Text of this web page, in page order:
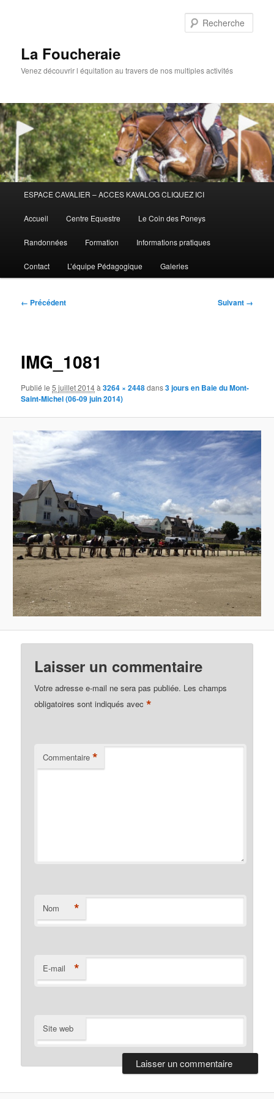
La Foucheraie
Venez découvrir l équitation au travers de nos multiples activités
principal
ESPACE CAVALIER – ACCES KAVALOG CLIQUEZ ICI
Accueil Centre Equestre Le Coin des Poneys
Randonnées Formation Informations pratiques
Contact L’équipe Pédagogique Galeries
Navigation
← Précédent Suivant →
IMG_1081
Publié le5 juillet 2014à3264 × 2448dans3 jours en Baie du Mont-
Saint-Michel (06-09 juin 2014)
Laisser un commentaire
Votre adresse e-mail ne sera pas publiée. Les champs
obligatoires sont indiqués avec*
Commentaire *
Nom *
E-mail *
Site web